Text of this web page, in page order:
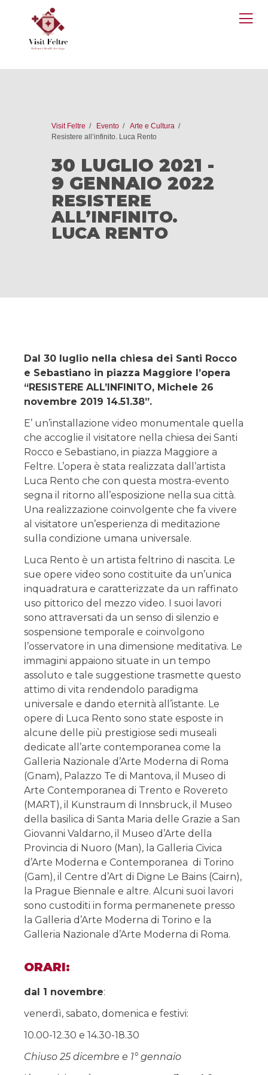
Visit Feltre Evento
Arte e Cultura
Resistere all’infinito. Luca Rento
30 LUGLIO 2021 -
9 GENNAIO 2022
RESISTERE
ALL’INFINITO.
LUCA RENTO
Dal 30 luglio nella chiesa dei Santi Rocco
e Sebastiano in piazza Maggiore l’opera
“RESISTERE ALL’INFINITO, Michele 26
novembre 2019 14.51.38”.
E’ un’installazione video monumentale quella
che accoglie il visitatore nella chiesa dei Santi
Rocco e Sebastiano, in piazza Maggiore a
Feltre. L’opera è stata realizzata dall’artista
Luca Rento che con questa mostra-evento
segna il ritorno all’esposizione nella sua città.
Una realizzazione coinvolgente che fa vivere
al visitatore un’esperienza di meditazione
sulla condizione umana universale.
Luca Rento è un artista feltrino di nascita. Le
sue opere video sono costituite da un’unica
inquadratura e caratterizzate da un raffinato
uso pittorico del mezzo video. I suoi lavori
sono attraversati da un senso di silenzio e
sospensione temporale e coinvolgono
l’osservatore in una dimensione meditativa. Le
immagini appaiono situate in un tempo
assoluto e tale suggestione trasmette questo
attimo di vita rendendolo paradigma
universale e dando eternità all’istante. Le
opere di Luca Rento sono state esposte in
alcune delle più prestigiose sedi museali
dedicate all’arte contemporanea come la
Galleria Nazionale d’Arte Moderna di Roma
(Gnam), Palazzo Te di Mantova, il Museo di
Arte Contemporanea di Trento e Rovereto
(MART), il Kunstraum di Innsbruck, il Museo
della basilica di Santa Maria delle Grazie a San
Giovanni Valdarno, il Museo d’Arte della
Provincia di Nuoro (Man), la Galleria Civica
d’Arte Moderna e Contemporanea di Torino
(Gam), il Centre d’Art di Digne Le Bains (Cairn),
la Prague Biennale e altre. Alcuni suoi lavori
sono custoditi in forma permanenete presso
la Galleria d’Arte Moderna di Torino e la
Galleria Nazionale d’Arte Moderna di Roma.
ORARI:
dal 1 novembre:
venerdì, sabato, domenica e festivi:
10.00-12.30 e 14.30-18.30
Chiuso 25 dicembre e 1° gennaio